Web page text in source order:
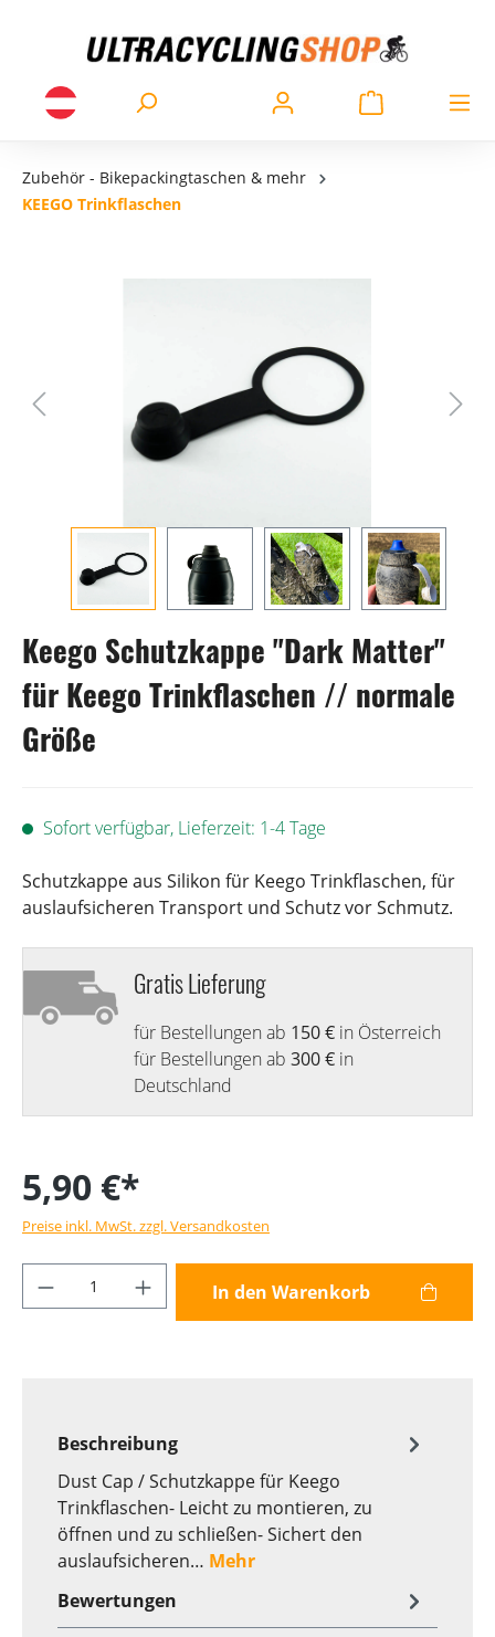
Zubehör - Bikepackingtaschen & mehr
KEEGO Trinkflaschen
Keego Schutzkappe "Dark Matter"
für Keego Trinkflaschen // normale
Größe
Sofort verfügbar, Lieferzeit: 1-4 Tage
Schutzkappe aus Silikon für Keego Trinkflaschen, für
auslaufsicheren Transport und Schutz vor Schmutz.
Gratis Lieferung
für Bestellungen ab 150 € in Österreich
für Bestellungen ab 300 € in
Deutschland
5,90 €*
Preise inkl. MwSt. zzgl. Versandkosten
Produkt Anzahl: Gib den gewünschten
In den Warenkorb
Beschreibung
Dust Cap / Schutzkappe für Keego
Trinkflaschen- Leicht zu montieren, zu
öffnen und zu schließen- Sichert den
auslaufsicheren… Mehr
Bewertungen